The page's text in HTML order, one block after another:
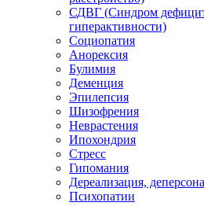
СДВГ (Синдром
гиперактивности)
Социопатия
Анорексия
Булимия
Деменция
Эпилепсия
Шизофрения
Неврастения
Ипохондрия
Стресс
Гипомания
Дереализация,
Психопатии